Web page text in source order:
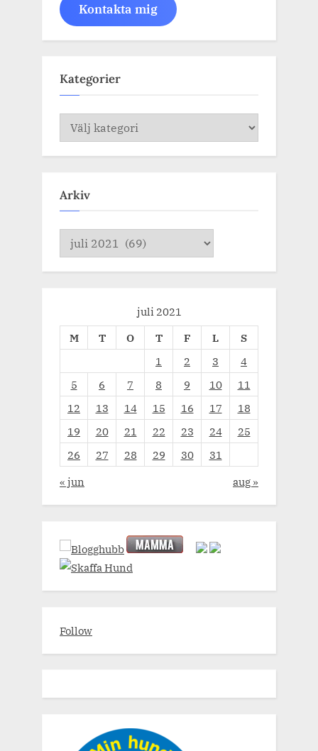
Kontakta mig
Kategorier
Kategorier
Arkiv
Arkiv
juli 2021
M
T O T F L
S
1
2 3
4
5
6 7 8 9 10
11
12
13 14 15 16 17
18
19
20 21 22 23 24
25
26
27 28 29 30
31
« jun
aug »
Follow